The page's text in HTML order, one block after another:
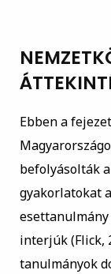
Ebben a
befolyásolták
gyakorlatokat
interjúk (Flick,
tanulmányok